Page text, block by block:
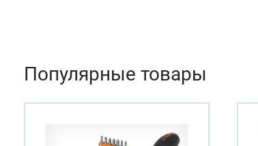
Популярные товары